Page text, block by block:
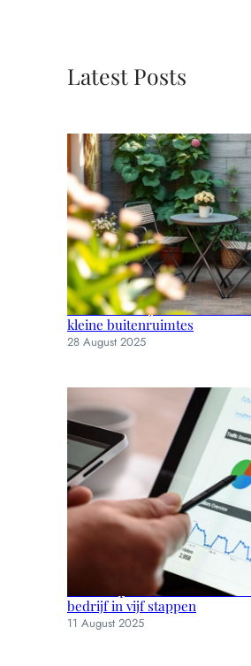
Latest Posts
Slimme en stijlvolle
kleine buitenruimtes
28 August 2025
Kies het perfecte seo bureau
bedrijf in vijf stappen
11 August 2025